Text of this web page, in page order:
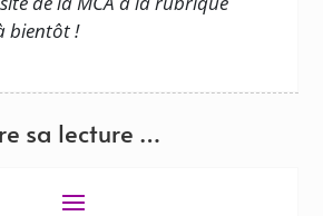
bientôt !
sa lecture …